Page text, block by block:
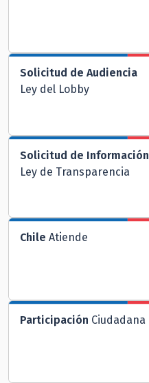
Solicitud de Audiencia
Ley del Lobby
Solicitud de Información
Ley de Transparencia
Chile Atiende
Participación Ciudadana